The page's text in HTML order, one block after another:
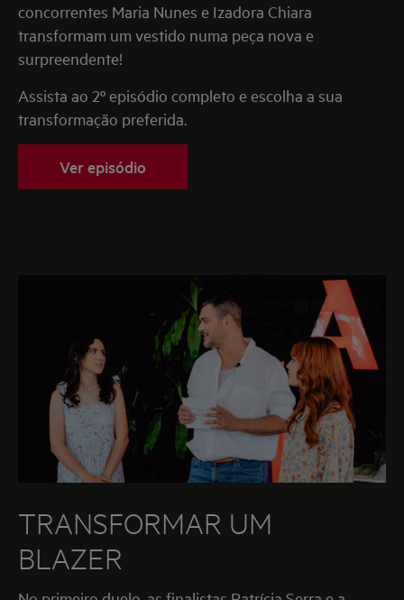
concorrentes Maria Nunes e Izadora Chiara
transformam um vestido numa peça nova e
surpreendente!
Assista ao 2º episódio completo e escolha a sua
transformação preferida.
Ver episódio
TRANSFORMAR UM
BLAZER